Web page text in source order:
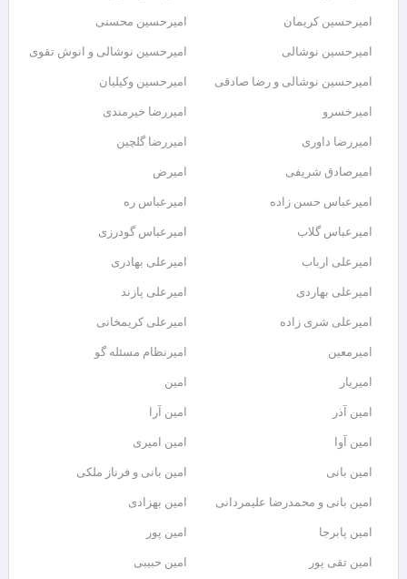
امیرحسین کریمان امیرحسین محسنی
امیرحسین نوشالی امیرحسین نوشالی و انوش تقوی
امیرحسین نوشالی و رضا صادقی امیرحسین وکیلیان
امیرخسرو امیررضا خیرمندی
امیررضا داوری امیررضا گلچین
امیرصادق شریفی امیرض
امیرعباس حسن زاده امیرعباس ره
امیرعباس گلاب امیرعباس گودرزی
امیرعلی ارباب امیرعلی بهادری
امیرعلی بهاردی امیرعلی پازند
امیرعلی شری زاده امیرعلی کریمخانی
امیرمعین امیرنظام مسئله گو
امیریار امین
امین آذر امین آرا
امین آوا امین امیری
امین بانی امین بانی و فرناز ملکی
امین بانی و محمدرضا علیمردانی امین بهزادی
امین پابرجا امین پور
امین تقی پور امین حبیبی